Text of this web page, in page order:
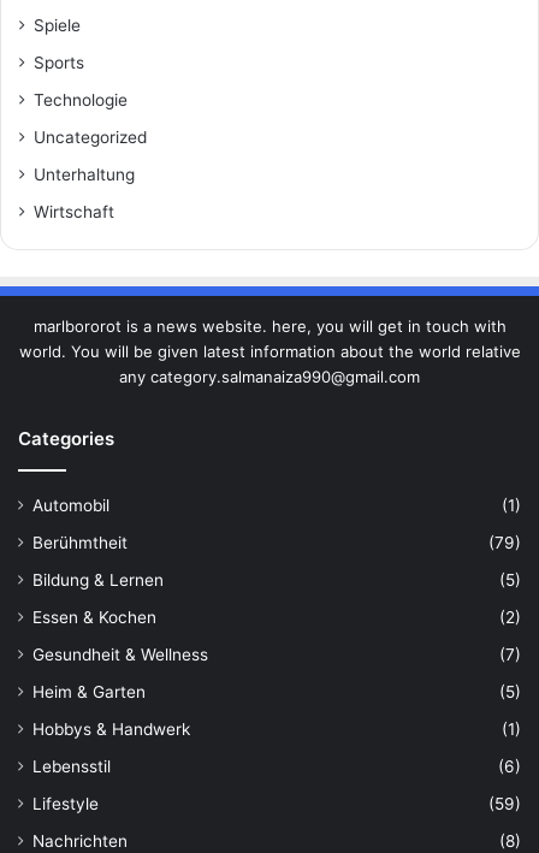
Spiele
Sports
Technologie
Uncategorized
Unterhaltung
Wirtschaft
marlbororot is a news website. here, you will get in touch with
world. You will be given latest information about the world relative
any category.salmanaiza990@gmail.com
Categories
Automobil
(1)
Berühmtheit
(79)
Bildung & Lernen
(5)
Essen & Kochen
(2)
Gesundheit & Wellness
(7)
Heim & Garten
(5)
Hobbys & Handwerk
(1)
Lebensstil
(6)
Lifestyle
(59)
Nachrichten
(8)